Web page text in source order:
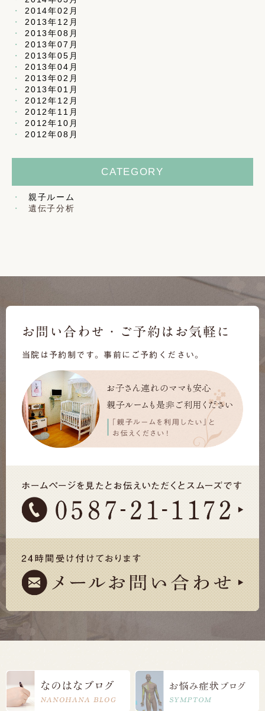
2014年02月
2013年12月
2013年08月
2013年07月
2013年05月
2013年04月
2013年02月
2013年01月
2012年12月
2012年11月
2012年10月
2012年08月
CATEGORY
親子ルーム
遺伝子分析
お問い合わせ・ご予約はお気軽に
当院は予約制です。事前にご予約ください。